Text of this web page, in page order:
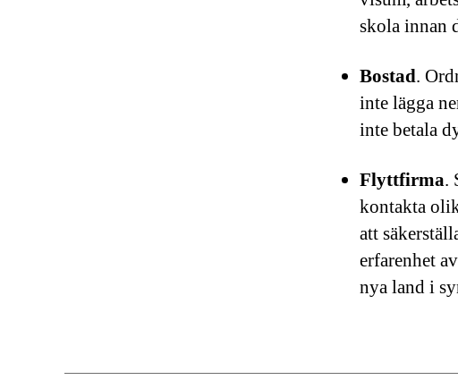
skola innan
Bostad.
inte lägga
inte betala
Flyttfirma.
kontakta
att
erfarenhet
nya land i